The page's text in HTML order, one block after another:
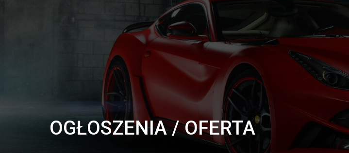
OGŁOSZENIA / OFERTA